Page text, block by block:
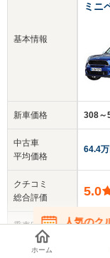
基本情報
新車価格
中古車
平均価格
クチコミ
総合評価
乗車定員
ドア数
ミニ
308～
64.4万
5.0
4人
人気のク
在庫が無
ホーム